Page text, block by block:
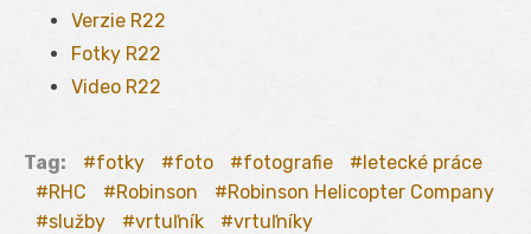
Verzie R22
Fotky R22
Video R22
Tag: fotky foto fotografie
letecké práce
RHC
Robinson
Robinson Helicopter Company
služby
vrtuľník vrtuľníky